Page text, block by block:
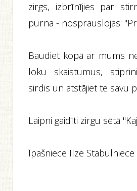
zirgs, izbrīnījies par
purna - nosprauslojas:
Baudiet kopā ar mums
loku skaistumus,
sirdis un atstājiet te savu
Laipni gaidīti zirgu sētā
Īpašniece Ilze Stabulniece